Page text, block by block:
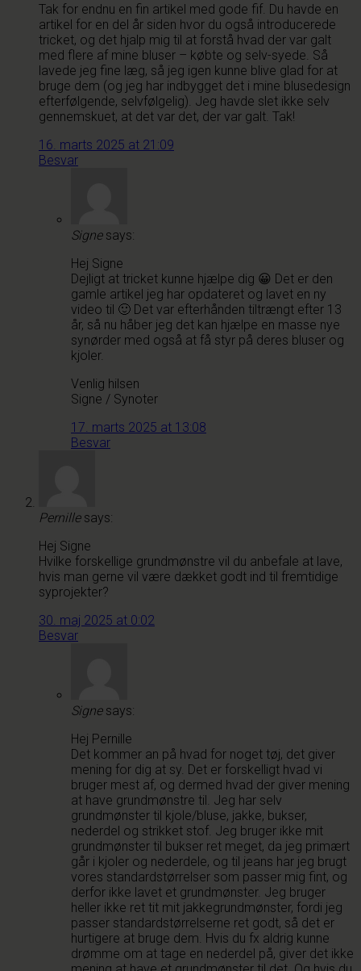
Tak for endnu en fin artikel med gode fif. Du havde en
artikel for en del år siden hvor du også introducerede
tricket, og det hjalp mig til at forstå hvad der var galt
med flere af mine bluser – købte og selv-syede. Så
lavede jeg fine læg, så jeg igen kunne blive glad for at
bruge dem (og jeg har indbygget det i mine blusedesign
efterfølgende, selvfølgelig). Jeg havde slet ikke selv
gennemskuet, at det var det, der var galt. Tak!
16. marts 2025 at 21:09
Besvar
Signe says:
Hej Signe
Dejligt at tricket kunne hjælpe dig 😀 Det er den
gamle artikel jeg har opdateret og lavet en ny
video til 🙂 Det var efterhånden tiltrængt efter 13
år, så nu håber jeg det kan hjælpe en masse nye
synørder med også at få styr på deres bluser og
kjoler.
Venlig hilsen
Signe / Synoter
17. marts 2025 at 13:08
Besvar
Pernille says:
Hej Signe
Hvilke forskellige grundmønstre vil du anbefale at lave,
hvis man gerne vil være dækket godt ind til fremtidige
syprojekter?
30. maj 2025 at 0:02
Besvar
Signe says:
Hej Pernille
Det kommer an på hvad for noget tøj, det giver
mening for dig at sy. Det er forskelligt hvad vi
bruger mest af, og dermed hvad der giver mening
at have grundmønstre til. Jeg har selv
grundmønster til kjole/bluse, jakke, bukser,
nederdel og strikket stof. Jeg bruger ikke mit
grundmønster til bukser ret meget, da jeg primært
går i kjoler og nederdele, og til jeans har jeg brugt
vores standardstørrelser som passer mig fint, og
derfor ikke lavet et grundmønster. Jeg bruger
heller ikke ret tit mit jakkegrundmønster, fordi jeg
passer standardstørrelserne ret godt, så det er
hurtigere at bruge dem. Hvis du fx aldrig kunne
drømme om at tage en nederdel på, giver det ikke